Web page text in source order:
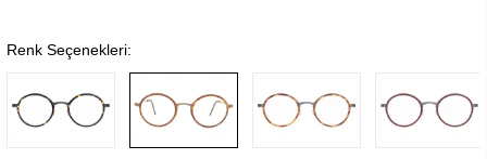
Renk Seçenekleri: